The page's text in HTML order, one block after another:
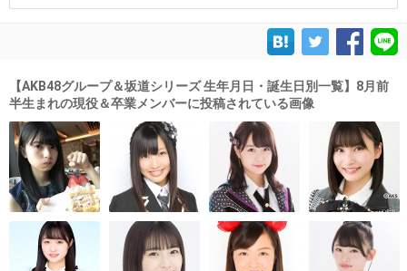
【AKB48グループ＆坂道シリーズ 生年月日・誕生日別一覧】8月前
半生まれの現役＆卒業メンバーに投稿されている画像